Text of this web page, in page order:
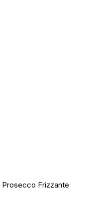
Prosecco Frizzante